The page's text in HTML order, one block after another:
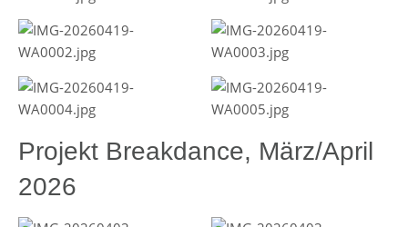
Projekt Breakdance, März/April
2026